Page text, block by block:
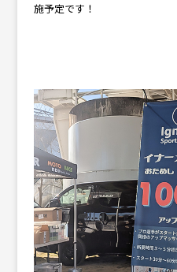
施予定です！